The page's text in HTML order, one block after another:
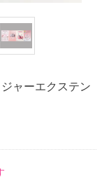
ャーエクステン